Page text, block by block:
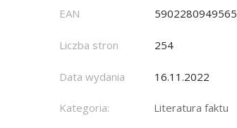
EAN 5902280949565
Liczba stron 254
Data wydania 16.11.2022
Kategoria: Literatura faktu